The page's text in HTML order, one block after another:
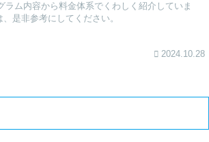
ム内容から料金体系でくわしく紹介していま
是非参考にしてください。
2024.10.28